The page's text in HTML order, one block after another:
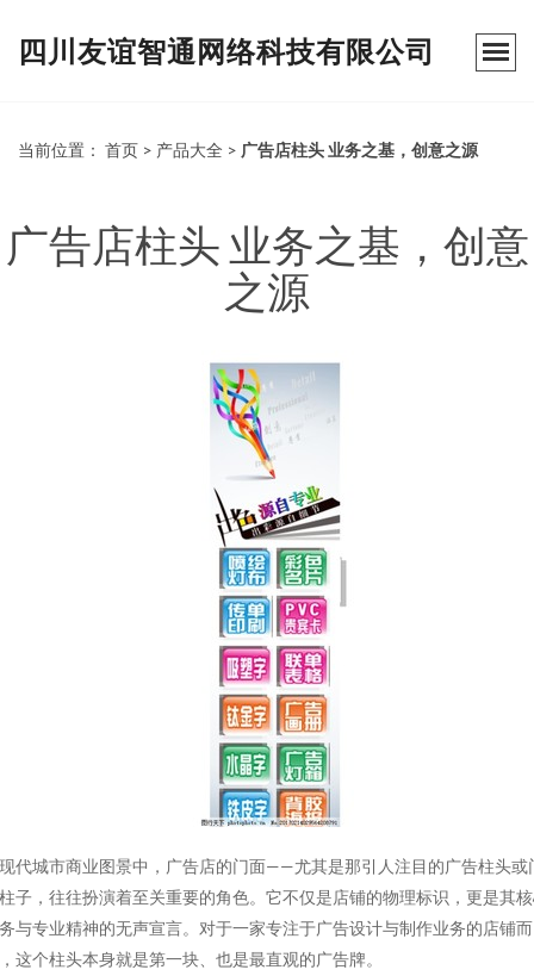
四川友谊智通网络科技有限公司
当前位置： 首页 > 产品大全 > 广告店柱头 业务之基，创意之源
广告店柱头 业务之基，创意
之源
代城市商业图景中，广告店的门面——尤其是那引人注目的广告柱头或
子，往往扮演着至关重要的角色。它不仅是店铺的物理标识，更是其
与专业精神的无声宣言。对于一家专注于广告设计与制作业务的店铺而
这个柱头本身就是第一块、也是最直观的广告牌。